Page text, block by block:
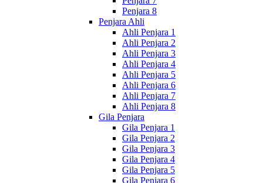
Penjara 8
Penjara Ahli
Ahli Penjara 1
Ahli Penjara 2
Ahli Penjara 3
Ahli Penjara 4
Ahli Penjara 5
Ahli Penjara 6
Ahli Penjara 7
Ahli Penjara 8
Gila Penjara
Gila Penjara 1
Gila Penjara 2
Gila Penjara 3
Gila Penjara 4
Gila Penjara 5
Gila Penjara 6